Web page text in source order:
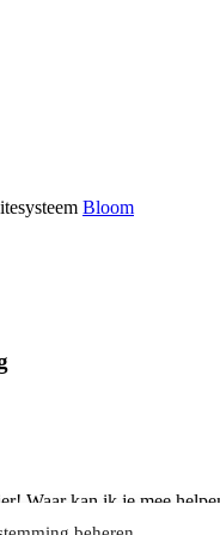
Bloom
Waar kan ik je mee